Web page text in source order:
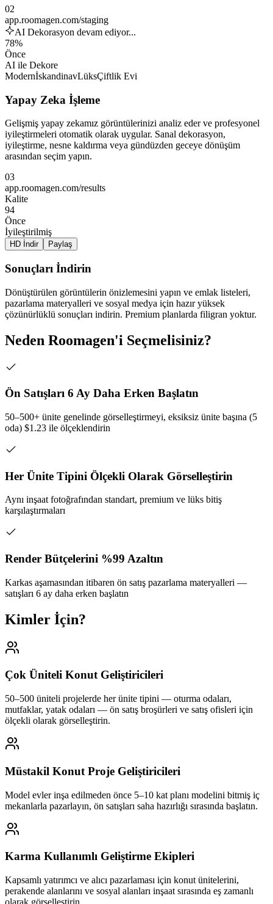
02
app.roomagen.com/staging
AI Dekorasyon devam ediyor...
78%
Önce
AI ile Dekore
ModernİskandinavLüksÇiftlik Evi
Yapay Zeka İşleme
Gelişmiş yapay zekamız görüntülerinizi analiz eder ve profesyonel
iyileştirmeleri otomatik olarak uygular. Sanal dekorasyon,
iyileştirme, nesne kaldırma veya gündüzden geceye dönüşüm
arasından seçim yapın.
03
app.roomagen.com/results
Kalite
94
Önce
İyileştirilmiş
HD İndir Paylaş
Sonuçları İndirin
Dönüştürülen görüntülerin önizlemesini yapın ve emlak listeleri,
pazarlama materyalleri ve sosyal medya için hazır yüksek
çözünürlüklü sonuçları indirin. Premium planlarda filigran yoktur.
Neden Roomagen'i Seçmelisiniz?
Ön Satışları 6 Ay Daha Erken Başlatın
50–500+ ünite genelinde görselleştirmeyi, eksiksiz ünite başına (5
oda) $1.23 ile ölçeklendirin
Her Ünite Tipini Ölçekli Olarak Görselleştirin
Aynı inşaat fotoğrafından standart, premium ve lüks bitiş
karşılaştırmaları
Render Bütçelerini %99 Azaltın
Karkas aşamasından itibaren ön satış pazarlama materyalleri —
satışları 6 ay daha erken başlatın
Kimler İçin?
Çok Üniteli Konut Geliştiricileri
50–500 üniteli projelerde her ünite tipini — oturma odaları,
mutfaklar, yatak odaları — ön satış broşürleri ve satış ofisleri için
ölçekli olarak görselleştirin.
Müstakil Konut Proje Geliştiricileri
Model evler inşa edilmeden önce 5–10 kat planı modelini bitmiş iç
mekanlarla pazarlayın, ön satışları saha hazırlığı sırasında başlatın.
Karma Kullanımlı Geliştirme Ekipleri
Kapsamlı yatırımcı ve alıcı pazarlaması için konut ünitelerini,
perakende alanlarını ve sosyal alanları inşaat sırasında eş zamanlı
olarak görselleştirin.